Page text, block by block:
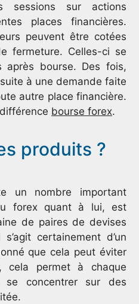
sur actions
places financières.
peuvent être cotées
fermeture. Celles-ci se
bourse. Des fois,
à une demande faite
autre place financière.
bourse forex.
produits ?
un nombre important
forex quant à lui, est
de paires de devises
certainement d’un
que cela peut éviter
cela permet à chaque
se concentrer sur des